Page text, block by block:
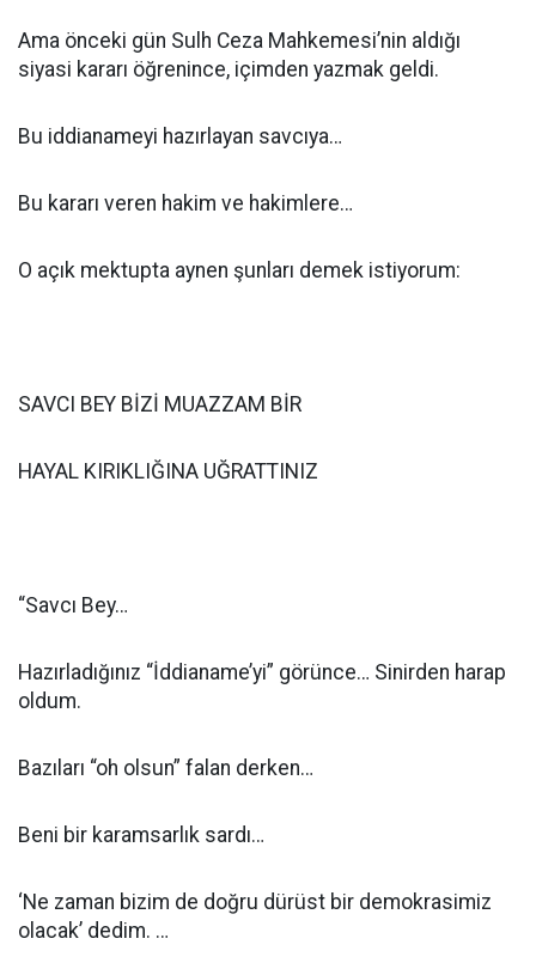
Ama önceki gün Sulh Ceza Mahkemesi’nin aldığı
siyasi kararı öğrenince, içimden yazmak geldi.
Bu iddianameyi hazırlayan savcıya…
Bu kararı veren hakim ve hakimlere…
O açık mektupta aynen şunları demek istiyorum:
SAVCI BEY BİZİ MUAZZAM BİR
HAYAL KIRIKLIĞINA UĞRATTINIZ
“Savcı Bey…
Hazırladığınız “İddianame’yi” görünce… Sinirden harap
oldum.
Bazıları “oh olsun” falan derken…
Beni bir karamsarlık sardı…
‘Ne zaman bizim de doğru dürüst bir demokrasimiz
olacak’ dedim. …